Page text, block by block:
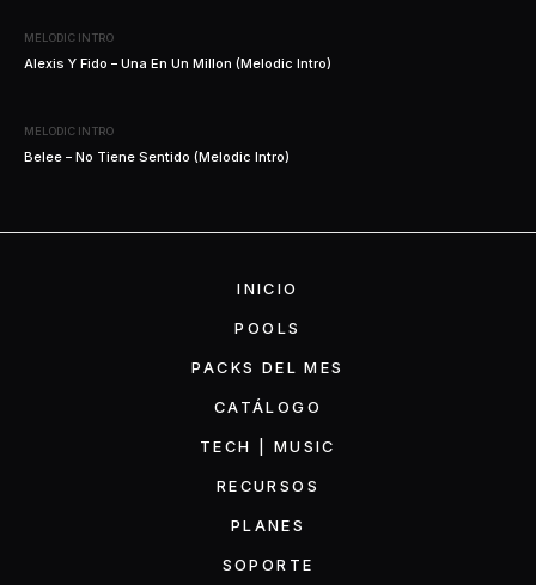
MELODIC INTRO
Alexis Y Fido – Una En Un Millon (Melodic Intro)
MELODIC INTRO
Belee – No Tiene Sentido (Melodic Intro)
INICIO
POOLS
PACKS DEL MES
CATÁLOGO
TECH | MUSIC
RECURSOS
PLANES
SOPORTE